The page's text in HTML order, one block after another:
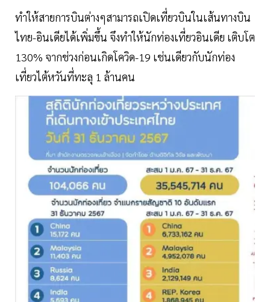
ทำให้สายการบินต่างๆสามารถเปิดเที่ยวบินในเส้นทางบิน
ไทย-อินเดียได้เพิ่มขึ้น จึงทำให้นักท่องเที่ยวอินเดีย เติบโต
130% จากช่วงก่อนเกิดโควิด-19 เช่นเดียวกับนักท่อง
เที่ยวไต้หวันที่ทะลุ 1 ล้านคน